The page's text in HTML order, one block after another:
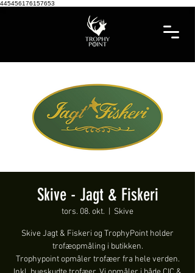
445456176157653
Skive - Jagt & Fiskeri
tors. 08. okt. Skive
Skive Jagt & Fiskeri og TrophyPoint holder
trofæopmåling i butikken.
Trophypoint opmåler trofæer fra hele verden.